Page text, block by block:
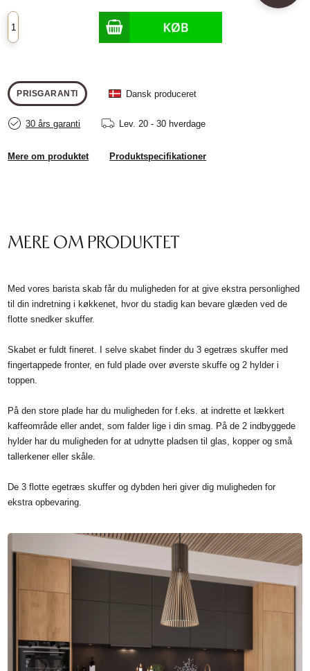
PRISGARANTI Dansk produceret
30 års garanti Lev. 20 - 30 hverdage
Mere om produktet Produktspecifikationer
MERE OM PRODUKTET
Med vores barista skab får du muligheden for at give ekstra personlighed
til din indretning i køkkenet, hvor du stadig kan bevare glæden ved de
flotte snedker skuffer.
Skabet er fuldt fineret. I selve skabet finder du 3 egetræs skuffer med
fingertappede fronter, en fuld plade over øverste skuffe og 2 hylder i
toppen.
På den store plade har du muligheden for f.eks. at indrette et lækkert
kaffeområde eller andet, som falder lige i din smag. På de 2 indbyggede
hylder har du muligheden for at udnytte pladsen til glas, kopper og små
tallerkener eller skåle.
De 3 flotte egetræs skuffer og dybden heri giver dig muligheden for
ekstra opbevaring.